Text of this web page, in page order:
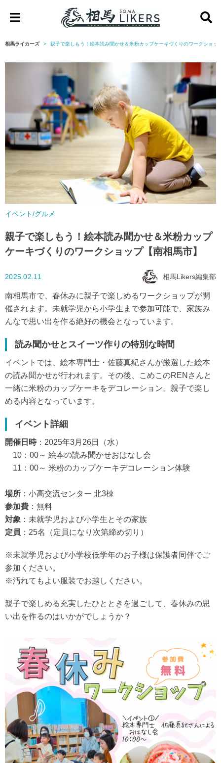
馬
イ
カ
ー
ズ
相馬ライカーズ 親子で楽しもう！絵本読み聞かせ＆米粉カップケーキづくりのワークショッ
イベント/グルメ
親子で楽しもう！絵本読み聞かせ＆米粉カップ
ケーキづくりのワークショップ【南相馬市】
2025.02.11 相馬Likers編集部
南相馬市で、春休みに親子で楽しめるワークショップが開
催されます。未就学児から小学生まで参加可能で、家族み
んなで思い出を作る絶好の機会となっています。
読み聞かせとスイーツ作りの特別な時間
イベントでは、絵本専門士・佐藤真紀さんが厳選した絵本
の読み聞かせが行われます。その後、こめこのRENさんと
一緒に米粉のカップケーキをデコレーション。親子で楽し
める内容となっています。
イベント詳細
開催日時：2025年3月26日（水）
10：00～ 絵本の読み聞かせおはなし会
11：00～ 米粉のカップケーキデコレーション体験
場所 ：小高交流センター 北3棟
参加費 ：無料
対象 ：未就学児および小学生とその家族
定員 ：25名（定員になり次第締め切り）
※未就学児および小学校低学年のお子様は保護者同伴でご
参加ください。
※汚れてもよい服装でお越しください。
親子で楽しめる充実したひとときを過ごして、春休みの思
い出を作るのはいかがでしょうか？